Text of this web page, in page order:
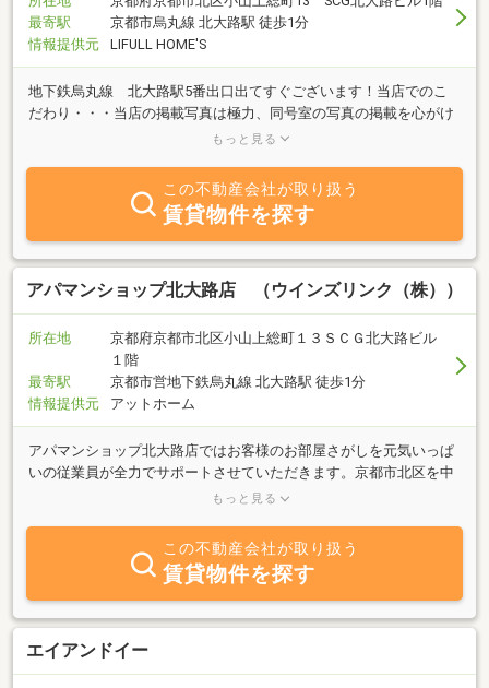
最寄駅
京都市烏丸線 北大路駅 徒歩1分
情報提供元
LIFULL HOME'S
地下鉄烏丸線 北大路駅5番出口出てすぐございます！当店でのこ
だわり・・・当店の掲載写真は極力、同号室の写真の掲載を心がけ
ております。より、正確な情報をご提供できる様に日々更新させて
もっと見る
この不動産会社が取り扱う
賃貸物件を探す
アパマンショップ北大路店 （ウインズリンク（株））
所在地
京都府京都市北区小山上総町１３ＳＣＧ北大路ビル
１階
最寄駅
京都市営地下鉄烏丸線 北大路駅 徒歩1分
情報提供元
アットホーム
アパマンショップ北大路店ではお客様のお部屋さがしを元気いっぱ
いの従業員が全力でサポートさせていただきます。京都市北区を中
心に地下鉄烏丸線沿線等京都市一円でのお部屋探しの際は是非是非
当だということを是非感じて下さい！！当店でのこだわり・・・掲
載写真は掲載部屋ど同号室の写真掲載を極力掲載させていただいて
おります。まだまだ100％ではございませんが、その際でも同タイ
プのお部屋、同フロアの写真掲載を心がけて日々更新させて頂いて
おります。また、当サイトでの広告物件は一部ですので、他気にな
るお部屋がございましたらアパマンショップホームページへのアク
もっと見る
この不動産会社が取り扱う
賃貸物件を探す
エイアンドイー